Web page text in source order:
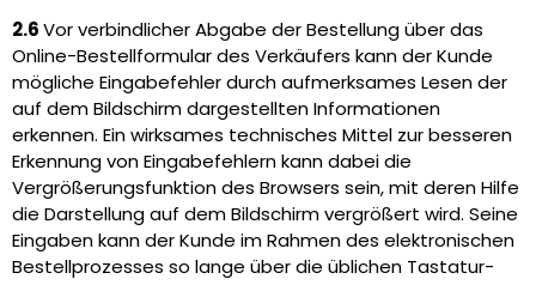
2.6Vor verbindlicher Abgabe der Bestellung über das
Online-Bestellformular des Verkäufers kann der Kunde
mögliche Eingabefehler durch aufmerksames Lesen der
auf dem Bildschirm dargestellten Informationen
erkennen. Ein wirksames technisches Mittel zur besseren
Erkennung von Eingabefehlern kann dabei die
Vergrößerungsfunktion des Browsers sein, mit deren Hilfe
die Darstellung auf dem Bildschirm vergrößert wird. Seine
Eingaben kann der Kunde im Rahmen des elektronischen
Bestellprozesses so lange über die üblichen Tastatur-